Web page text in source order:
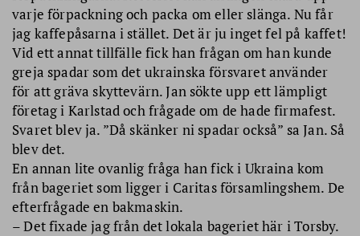
varje förpackning och packa om eller slänga. Nu får
jag kaffepåsarna i stället. Det är ju inget fel på kaffet!
Vid ett annat tillfälle fick han frågan om han kunde
greja spadar som det ukrainska försvaret använder
för att gräva skyttevärn. Jan sökte upp ett lämpligt
företag i Karlstad och frågade om de hade firmafest.
Svaret blev ja. ”Då skänker ni spadar också” sa Jan. Så
blev det.
En annan lite ovanlig fråga han fick i Ukraina kom
från bageriet som ligger i Caritas församlingshem. De
efterfrågade en bakmaskin.
– Det fixade jag från det lokala bageriet här i Torsby.